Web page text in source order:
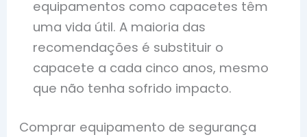
equipamentos como capacetes têm
uma vida útil. A maioria das
recomendações é substituir o
capacete a cada cinco anos, mesmo
que não tenha sofrido impacto.
Comprar equipamento de segurança